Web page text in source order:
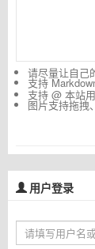
请尽量让自己
支持
支持 @ 本站
图片支持拖拽
用户登录